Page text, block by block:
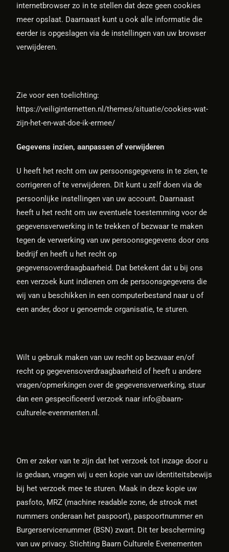
internetbrowser zo in te stellen dat deze geen cookies
meer opslaat. Daarnaast kunt u ook alle informatie die
eerder is opgeslagen via de instellingen van uw browser
verwijderen.
Zie voor een toelichting:
https://veiliginternetten.nl/themes/situatie/cookies-wat-
zijn-het-en-wat-doe-ik-ermee/
Gegevens inzien, aanpassen of verwijderen
U heeft het recht om uw persoonsgegevens in te zien, te
corrigeren of te verwijderen. Dit kunt u zelf doen via de
persoonlijke instellingen van uw account. Daarnaast
heeft u het recht om uw eventuele toestemming voor de
gegevensverwerking in te trekken of bezwaar te maken
tegen de verwerking van uw persoonsgegevens door ons
bedrijf en heeft u het recht op
gegevensoverdraagbaarheid. Dat betekent dat u bij ons
een verzoek kunt indienen om de persoonsgegevens die
wij van u beschikken in een computerbestand naar u of
een ander, door u genoemde organisatie, te sturen.
Wilt u gebruik maken van uw recht op bezwaar en/of
recht op gegevensoverdraagbaarheid of heeft u andere
vragen/opmerkingen over de gegevensverwerking, stuur
dan een gespecificeerd verzoek naar info@baarn-
culturele-evenmenten.nl.
Om er zeker van te zijn dat het verzoek tot inzage door u
is gedaan, vragen wij u een kopie van uw identiteitsbewijs
bij het verzoek mee te sturen. Maak in deze kopie uw
pasfoto, MRZ (machine readable zone, de strook met
nummers onderaan het paspoort), paspoortnummer en
Burgerservicenummer (BSN) zwart. Dit ter bescherming
van uw privacy. Stichting Baarn Culturele Evenementen